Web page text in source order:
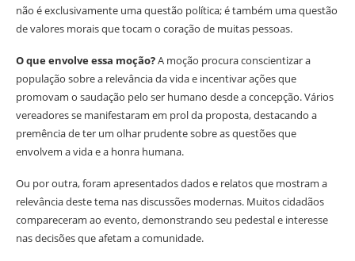
não é exclusivamente uma questão política; é também uma questão
de valores morais que tocam o coração de muitas pessoas.
O que envolve essa moção?A moção procura conscientizar a
população sobre a relevância da vida e incentivar ações que
promovam o saudação pelo ser humano desde a concepção. Vários
vereadores se manifestaram em prol da proposta, destacando a
premência de ter um olhar prudente sobre as questões que
envolvem a vida e a honra humana.
Ou por outra, foram apresentados dados e relatos que mostram a
relevância deste tema nas discussões modernas. Muitos cidadãos
compareceram ao evento, demonstrando seu pedestal e interesse
nas decisões que afetam a comunidade.